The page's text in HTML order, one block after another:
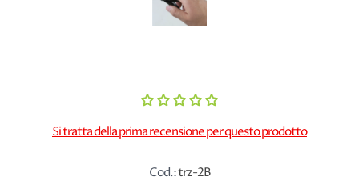
Si tratta della prima recensione per questo prodotto
Cod.:trz-2B